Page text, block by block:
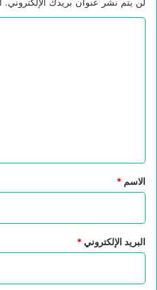
*
الاسم *
البريد الإلكتروني*